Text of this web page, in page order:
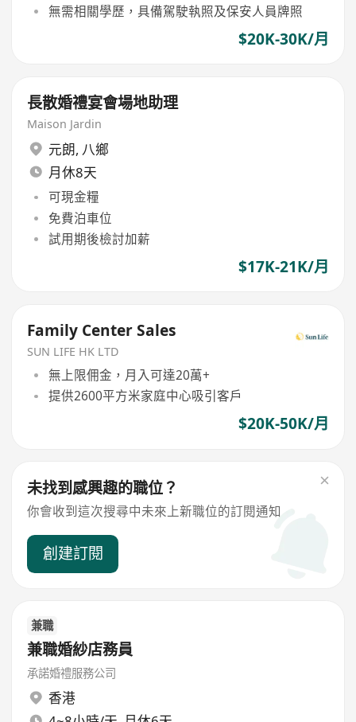
無需相關學歷，具備駕駛執照及保安人員牌照
$20K-30K/月
長散婚禮宴會場地助理
Maison Jardin
元朗, 八鄉
月休8天
可現金糧
免費泊車位
試用期後檢討加薪
$17K-21K/月
Family Center Sales
SUN LIFE HK LTD
無上限佣金，月入可達20萬+
提供2600平方米家庭中心吸引客戶
$20K-50K/月
未找到感興趣的職位？
你會收到這次搜尋中未來上新職位的訂閱通知
創建訂閱
兼職
兼職婚紗店務員
承諾婚禮服務公司
香港